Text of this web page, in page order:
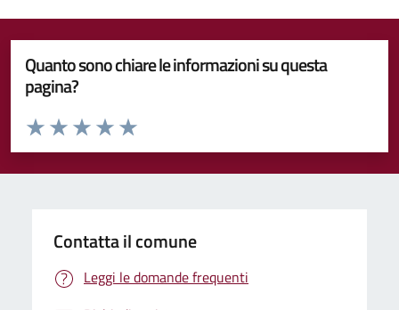
Quanto sono chiare le informazioni su questa
pagina?
Valuta da 1 a 5 stelle la pagina
Valuta 5 stelle su 5
Valuta 4 stelle su 5
Valuta 3 stelle su 5
Valuta 2 stelle su 5
Valuta 1 stelle su 5
Contatta il comune
Leggi le domande frequenti